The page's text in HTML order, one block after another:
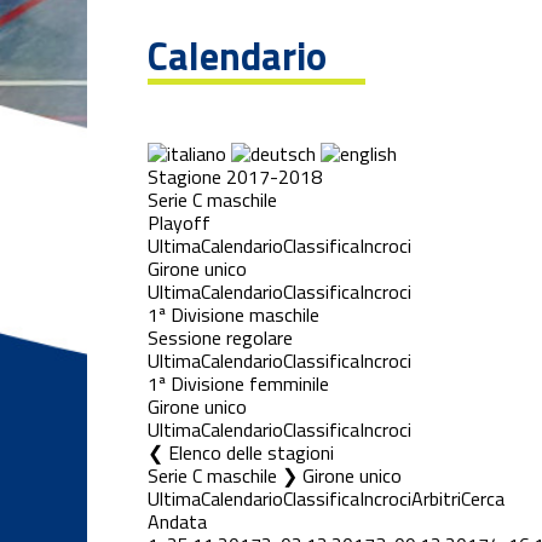
Calendario
Stagione 2017-2018
Serie C maschile
Playoff
UltimaCalendarioClassificaIncroci
Girone unico
UltimaCalendarioClassificaIncroci
1ª Divisione maschile
Sessione regolare
UltimaCalendarioClassificaIncroci
1ª Divisione femminile
Girone unico
UltimaCalendarioClassificaIncroci
Elenco delle stagioni
Serie C maschile ❯ Girone unico
UltimaCalendarioClassificaIncrociArbitriCerca
Andata